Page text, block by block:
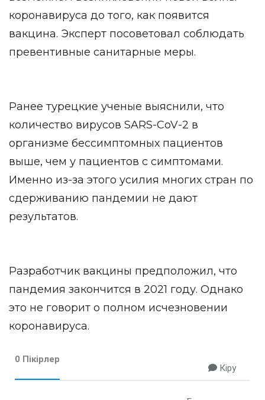
коронавируса до того, как появится
вакцина. Эксперт посоветовал соблюдать
превентивные санитарные меры.
Ранее турецкие ученые выяснили, что
количество вирусов SARS-CoV-2 в
организме бессимптомных пациентов
выше, чем у пациентов с симптомами.
Именно из-за этого усилия многих стран по
сдерживанию пандемии не дают
результатов.
Разработчик вакцины предположил, что
пандемия закончится в 2021 году. Однако
это не говорит о полном исчезновении
коронавируса.
0 Пікірлер
Кіру